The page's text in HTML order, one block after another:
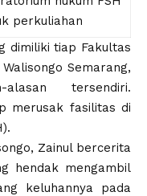
perkuliahan
dimiliki tiap Fakultas
Semarang,
tersendiri.
merusak fasilitas di
Zainul bercerita
hendak mengambil
keluhannya pada